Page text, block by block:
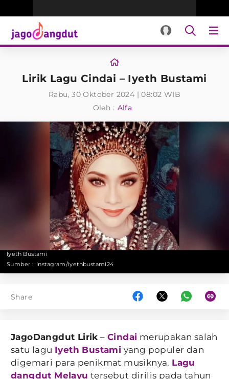
Lirik Lagu Cindai – Iyeth Bustami
Rabu, 30 Oktober 2024 | 08:02 WIB
Oleh : Alfa
Iyeth Bustami
Sumber : Instagram/Iyethbustami24
Share
JagoDangdut Lirik –Cindai merupakan salah
satu lagu Iyeth Bustami yang populer dan
digemari para penikmat musiknya. Lagu
dangdut Melayu tersebut dirilis pada tahun